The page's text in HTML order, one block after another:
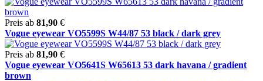
Preis ab 81,90 €
Vogue eyewear VO5599S W44/87 53 black / dark grey
Preis ab 81,90 €
Vogue eyewear VO5641S W65613 53 dark havana / gradient
brown